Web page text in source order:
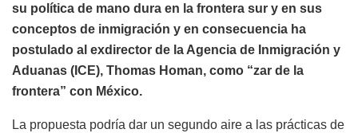
su política de mano dura en la frontera sur y en sus
conceptos de inmigración y en consecuencia ha
postulado al exdirector de la Agencia de Inmigración y
Aduanas (ICE), Thomas Homan, como “zar de la
frontera” con México.
La propuesta podría dar un segundo aire a las prácticas de